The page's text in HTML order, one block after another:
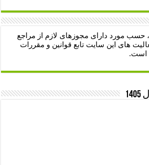
حسب مورد دارای مجوزهای لازم از مراجع
های این سایت تابع قوانین و مقررات
است.